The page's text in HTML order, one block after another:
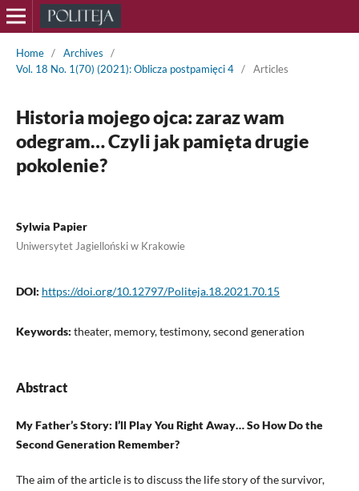
Home / Archives
/
Vol. 18 No. 1(70) (2021): Oblicza postpamięci 4 / Articles
Historia mojego ojca: zaraz wam
odegram… Czyli jak pamięta drugie
pokolenie?
Sylwia Papier
Uniwersytet Jagielloński w Krakowie
DOI: https://doi.org/10.12797/Politeja.18.2021.70.15
Keywords: theater, memory, testimony, second generation
Abstract
My Father’s Story: I’ll Play You Right Away… So How Do the
Second Generation Remember?
The aim of the article is to discuss the life story of the survivor,